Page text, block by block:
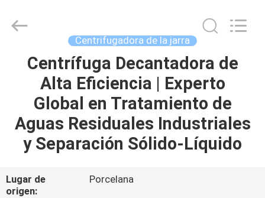
CASA
PRODUCTOS
LOS
VÍDEOS
Protection
Group
Centrifugadora de la jarra
Centrífuga Decantadora de
Alta Eficiencia | Experto
Global en Tratamiento de
Aguas Residuales Industriales
y Separación Sólido-Líquido
Lugar de
origen:
Porcelana